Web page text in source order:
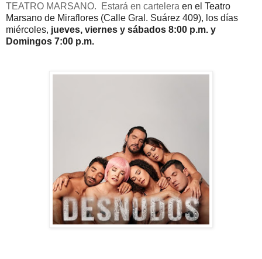
TEATRO MARSANO. Estará en cartelera en el Teatro
Marsano de Miraflores (Calle Gral. Suárez 409), los días
miércoles, jueves, viernes y sábados 8:00 p.m. y
Domingos 7:00 p.m.